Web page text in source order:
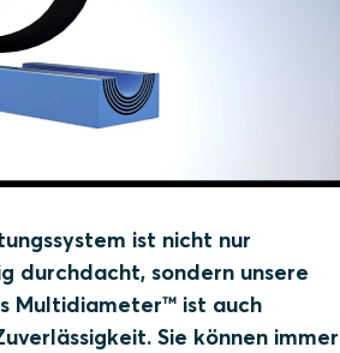
ist nicht nur
durchdacht, sondern unsere
Multidiameter™ ist auch
Sie können immer